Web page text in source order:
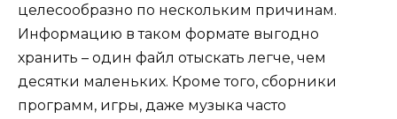
целесообразно по нескольким причинам.
Информацию в таком формате выгодно
хранить – один файл отыскать легче, чем
десятки маленьких. Кроме того, сборники
программ, игры, даже музыка часто